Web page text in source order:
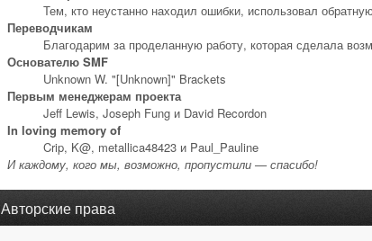
Тем, кто неустанно находил ошибки, использовал
Переводчикам
Благодарим за проделанную работу, которая сделала
Основателю SMF
Unknown W. "[Unknown]" Brackets
Первым менеджерам проекта
Jeff Lewis, Joseph Fung и David Recordon
In loving memory of
Crip, K@, metallica48423 и Paul_Pauline
И каждому, кого мы, возможно, пропустили — спасибо!
Авторские права